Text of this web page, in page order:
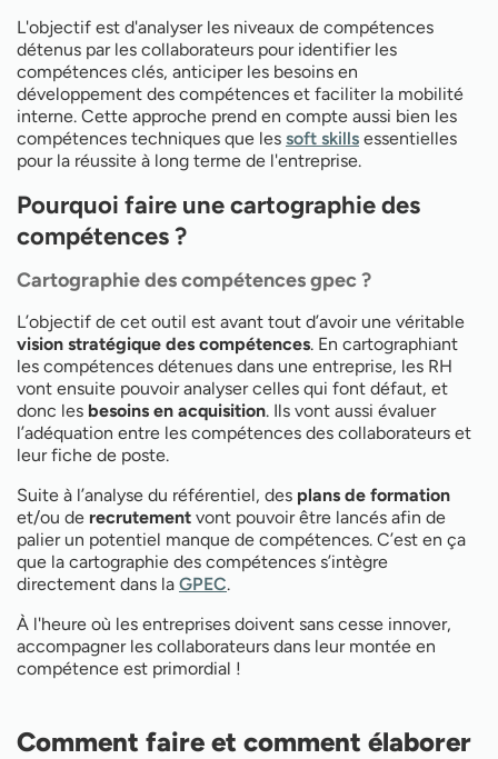
L'objectif est d'analyser les niveaux de compétences
détenus par les collaborateurs pour identifier les
compétences clés, anticiper les besoins en
développement des compétences et faciliter la mobilité
interne. Cette approche prend en compte aussi bien les
compétences techniques que les soft skills essentielles
pour la réussite à long terme de l'entreprise.
Pourquoi faire une cartographie des
compétences ?
Cartographie des compétences gpec ?
L’objectif de cet outil est avant tout d’avoir une véritable
vision stratégique des compétences. En cartographiant
les compétences détenues dans une entreprise, les RH
vont ensuite pouvoir analyser celles qui font défaut, et
donc les besoins en acquisition. Ils vont aussi évaluer
l’adéquation entre les compétences des collaborateurs et
leur fiche de poste.
Suite à l’analyse du référentiel, des plans de formation
et/ou de recrutement vont pouvoir être lancés afin de
palier un potentiel manque de compétences. C’est en ça
que la cartographie des compétences s’intègre
directement dans la GPEC.
À l'heure où les entreprises doivent sans cesse innover,
accompagner les collaborateurs dans leur montée en
compétence est primordial !
Comment faire et comment élaborer